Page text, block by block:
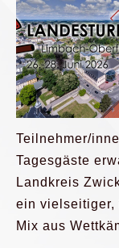
Teilnehmer/
Tagesgäste
Landkreis
ein vielseitiger,
Mix aus